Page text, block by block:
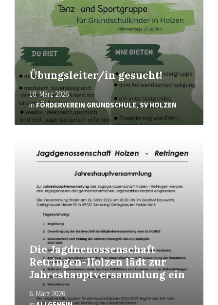
Übungsleiter/in gesucht!
10. März 2026
inFÖRDERVEREIN GRUNDSCHULE,SV HOLZEN
Die Jagdnenossenschaft
Retringen-Holzen lädt zur
Jahreshauptversammlung ein
6. März 2026
erfahren